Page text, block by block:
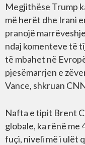
Megjithëse Trump
më herët dhe Irani
pranojë
ndaj komenteve të
të mbahet në
pjesëmarrjen e
Vance, shkruan
Nafta e tipit Brent
globale, ka rënë me
fuçi, niveli më i ulët